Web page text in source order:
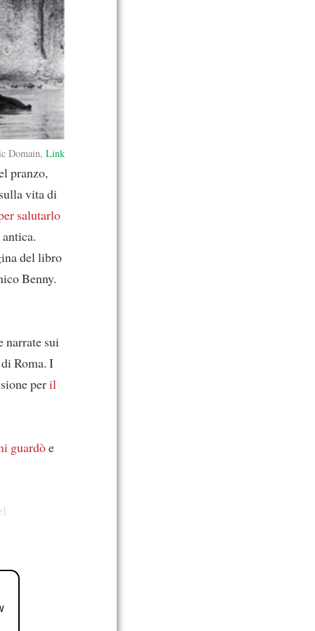
Domain, Link
pranzo,
vita di
salutarlo
del libro
Benny.
narrate sui
Roma. I
peril
guardòe